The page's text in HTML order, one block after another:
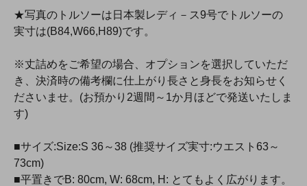
★写真のトルソーは日本製レディ－ス9号でトルソーの
実寸は(B84,W66,H89)です。
※丈詰めをご希望の場合、オプションを選択していただ
き、決済時の備考欄に仕上がり長さと身長をお知らせく
ださいませ。(お預かり2週間～1か月ほどで発送いたしま
す)
■サイズ:Size:S 36～38 (推奨サイズ実寸:ウエスト63～
73cm)
■平置きでB: 80cm, W: 68cm, H: とてもよく広がります。